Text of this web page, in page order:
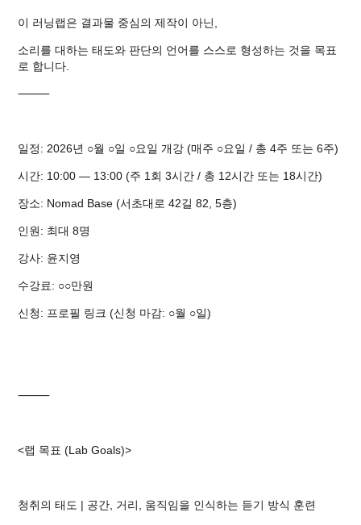
이 러닝랩은 결과물 중심의 제작이 아닌,
소리를 대하는 태도와 판단의 언어를 스스로 형성하는 것을 목표
로 합니다.
⸻
일정: 2026년 ○월 ○일 ○요일 개강 (매주 ○요일 / 총 4주 또는 6주)
시간: 10:00 — 13:00 (주 1회 3시간 / 총 12시간 또는 18시간)
장소: Nomad Base (서초대로 42길 82, 5층)
인원: 최대 8명
강사: 윤지영
수강료: ○○만원
신청: 프로필 링크 (신청 마감: ○월 ○일)
⸻
<랩 목표 (Lab Goals)>
청취의 태도 | 공간, 거리, 움직임을 인식하는 듣기 방식 훈련